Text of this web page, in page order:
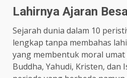
Lahirnya Ajaran
Sejarah dunia dalam 10
lengkap tanpa membahas
yang membentuk moral umat
Buddha, Yahudi, Kristen, dan